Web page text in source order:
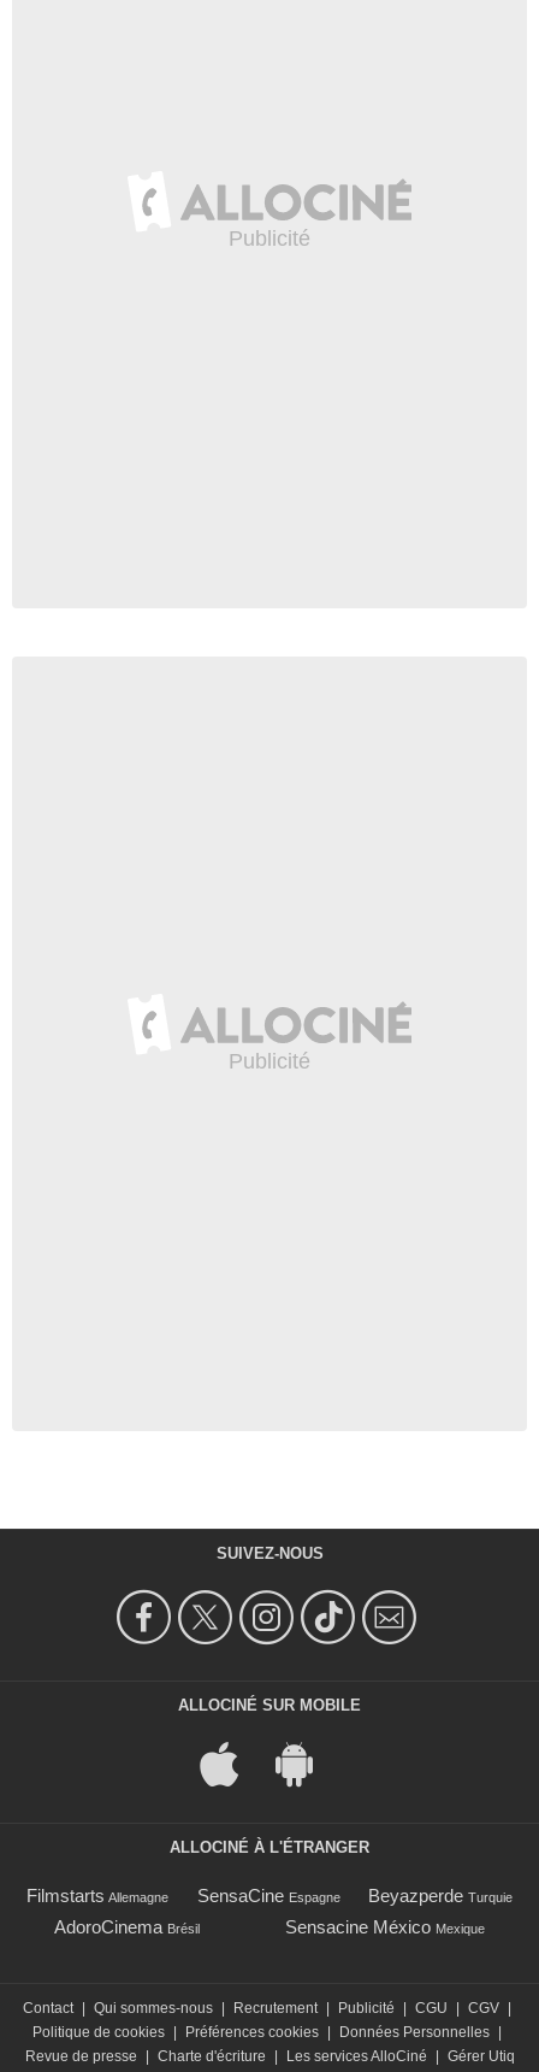
SUIVEZ-NOUS
ALLOCINÉ SUR MOBILE
ALLOCINÉ À L'ÉTRANGER
Filmstarts Allemagne SensaCine Espagne Beyazperde Turquie
AdoroCinema Brésil Sensacine México Mexique
Contact | Qui sommes-nous | Recrutement | Publicité | CGU | CGV |
Politique de cookies | Préférences cookies | Données Personnelles |
Revue de presse
| Charte d'écriture | Les services AlloCiné | Gérer Utiq